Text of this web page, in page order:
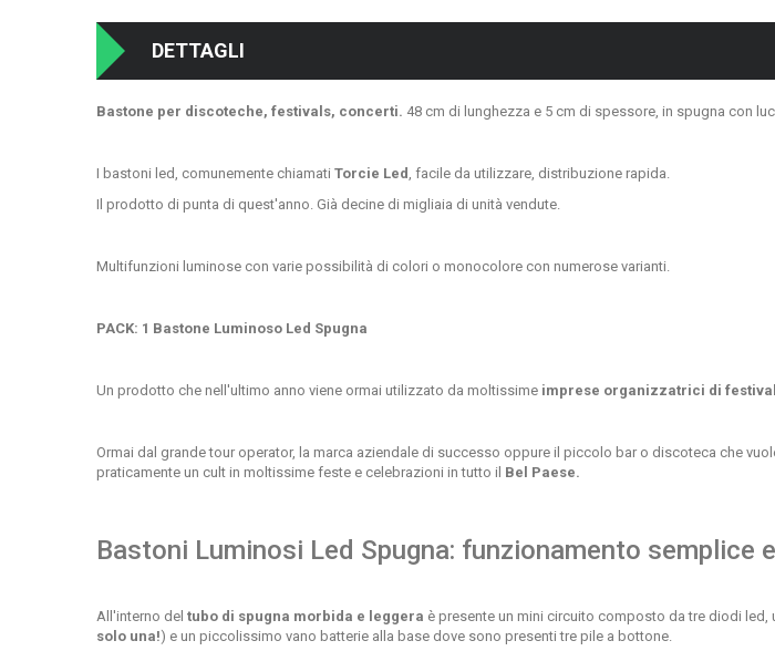
DETTAGLI
Bastone per discoteche, festivals, concerti. 48 cm di lunghezza e 5 cm di spessore, in spugna con
I bastoni led, comunemente chiamati Torcie Led , facile da utilizzare, distribuzione rapida.
Il prodotto di punta di quest'anno. Già decine di migliaia di unità vendute.
Multifunzioni luminose con varie possibilità di colori o monocolore con numerose varianti.
PACK: 1 Bastone Luminoso Led Spugna
Un prodotto che nell'ultimo anno viene ormai utilizzato da moltissime imprese organizzatrici di
Ormai dal grande tour operator, la marca aziendale di successo oppure il piccolo bar o discoteca che
praticamente un cult in moltissime feste e celebrazioni in tutto il Bel Paese.
Bastoni Luminosi Led Spugna: funzionamento semplice
All'interno del tubo di spugna morbida e leggera è presente un mini circuito composto da tre diodi led,
solo una!) e un piccolissimo vano batterie alla base dove sono presenti tre pile a bottone.